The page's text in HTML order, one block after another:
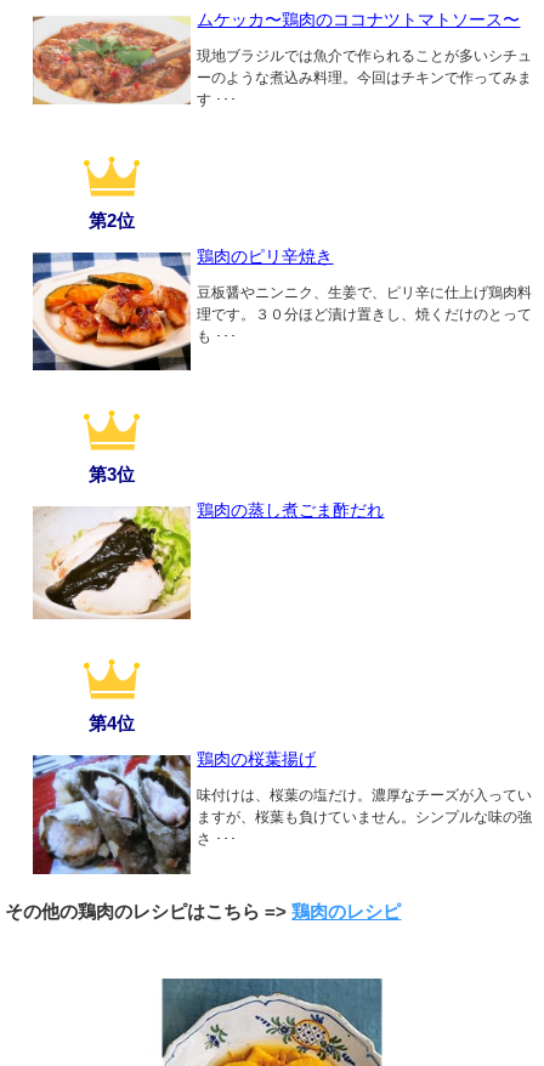
ムケッカ〜鶏肉のココナツトマトソース〜
現地ブラジルでは魚介で作られることが多いシチュ
ーのような煮込み料理。今回はチキンで作ってみま
す ･･･
第2位
鶏肉のピリ辛焼き
豆板醤やニンニク、生姜で、ピリ辛に仕上げ鶏肉料
理です。３０分ほど漬け置きし、焼くだけのとって
も ･･･
第3位
鶏肉の蒸し煮ごま酢だれ
第4位
鶏肉の桜葉揚げ
味付けは、桜葉の塩だけ。濃厚なチーズが入ってい
ますが、桜葉も負けていません。シンプルな味の強
さ ･･･
その他の鶏肉のレシピはこちら =>鶏肉のレシピ